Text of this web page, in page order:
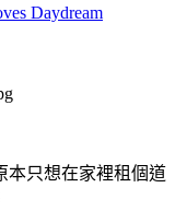
Daydream
本只想在家裡租個道